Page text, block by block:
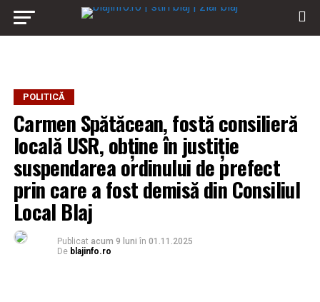
POLITICĂ
Carmen Spătăcean, fostă consilieră
locală USR, obține în justiție
suspendarea ordinului de prefect
prin care a fost demisă din Consiliul
Local Blaj
Publicat acum 9 luni în 01.11.2025
De blajinfo.ro